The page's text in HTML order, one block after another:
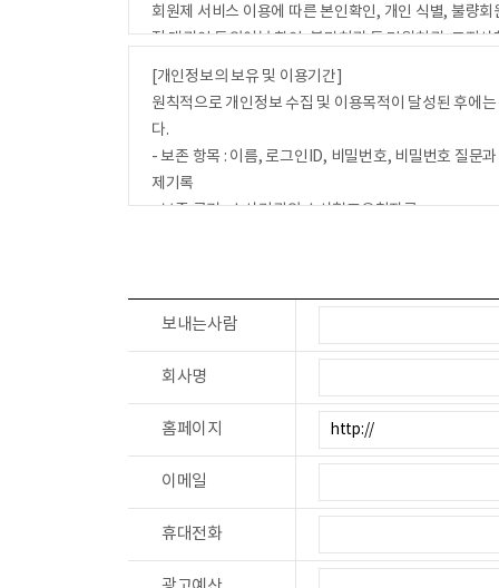
회원제 서비스 이용에 따른 본인확인, 개인 식별, 불량
정 대리인 동의여부 확인, 불만처리 등 민원처리, 고지사
- 마케팅 및 광고에 활용
신규 서비스(제품) 개발 및 특화, 이벤트 등 광고성 정
- 기타
시민기자제, 커뮤니티 이용
[개인정보의 보유 및 이용기간]
원칙적으로 개인정보 수집 및 이용목적이 달성된 후에
다.
- 보존 항목 : 이름, 로그인ID, 비밀번호, 비밀번호 질문
제기록
- 보존 근거 : 수사기관의 수사협조요청자료
- 보존 항목 : 이름, 로그인ID, 비밀번호, 비밀번호 질문
- 보존 근거 : 전자상거래등에서의 소비자보호에 관한
- 표시/광고에 관한 기록 : 6개월 (전자상거래등에서의
- 계약 또는 청약철회 등에 관한 기록 : 5년 (전자상거래
- 대금결제 및 재화 등의 공급에 관한 기록 : 5년 (전자
- 소비자의 불만 또는 분쟁처리에 관한 기록 : 3년 (전
- 신용정보의 수집/처리 및 이용 등에 관한 기록 : 3년 (
보내는사람
회사명
홈페이지
이메일
휴대전화